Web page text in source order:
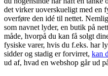
det virker uoverskueligt med en
overføre den idé til nettet.
som navnet lyder, en butik på
måde, hvorpå du kan få solgt
fysiske varer, hvis du f.eks. har
sidder og stadig er forvirret, kan
ud af, hvad en webshop går ud